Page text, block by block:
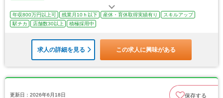
年収800万円以上可 残業月10ｈ以下 産休・育休取得実績有り
スキルアップ
駅チカ
店舗数30以上 積極採用中
求人の詳細を見る この求人に興味がある
更新日：2026年6月18日 保存する